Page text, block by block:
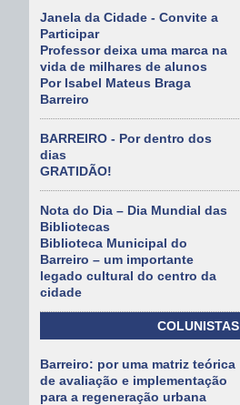
Janela da Cidade - Convite a
Participar
Professor deixa uma marca na
vida de milhares de alunos
Por Isabel Mateus Braga
Barreiro
BARREIRO - Por dentro dos
dias
GRATIDÃO!
Nota do Dia – Dia Mundial das
Bibliotecas
Biblioteca Municipal do
Barreiro – um importante
legado cultural do centro da
cidade
COLUNISTAS
Barreiro: por uma matriz teórica
de avaliação e implementação
para a regeneração urbana